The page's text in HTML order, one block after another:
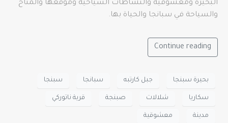
البحيرة ومعشوقية والنشاطات السياحية وموقعها والمناخ
والسياحة في سبانجا والحياة بها.
Continue reading
بحيرة سبنجا جبل كارتبه سبانجا سبنجا
سكاريا شلالات صبنجة قرية ناتوركي
مدينة معشوقية